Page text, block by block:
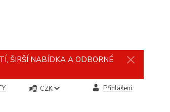
ŠIRŠÍ NABÍDKA A ODBORNÉ
CZK Přihlášení